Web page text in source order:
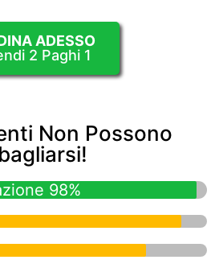
ADESSO
2 Paghi 1
Non Possono
98%